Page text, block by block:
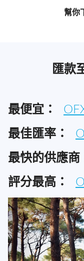
幫你
匯款
最便宜：
最佳匯率：
最快的供應商
評分最高：